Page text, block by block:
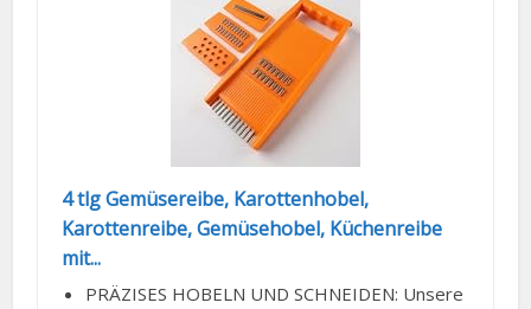
4 tlg Gemüsereibe, Karottenhobel,
Karottenreibe, Gemüsehobel, Küchenreibe
mit...
PRÄZISES HOBELN UND SCHNEIDEN: Unsere